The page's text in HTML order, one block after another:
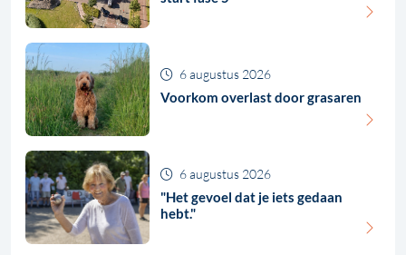
Voorkom overlast door grasaren
6 augustus 2026
"Het gevoel dat je iets gedaan
hebt."
6 augustus 2026